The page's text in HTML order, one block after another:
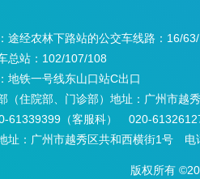
途经农林下路站的公交车线路： 16/
总站： 102/107/108
地铁一号线东山口站C出口
（住院部、门诊部）地址： 广州市越
61339399（客服科） 020-
址： 广州市越秀区共和西横街1号 电
版权所有